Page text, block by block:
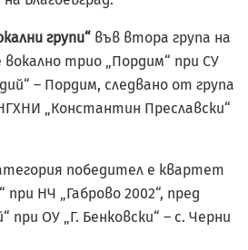
групи“ във втора група на
вокално трио „Пордим“ при СУ
– Пордим, следвано от група
„Константин Преславски“
победител е квартет
при НЧ „Габрово 2002“, пред
при ОУ „Г. Бенковски“ – с. Черни